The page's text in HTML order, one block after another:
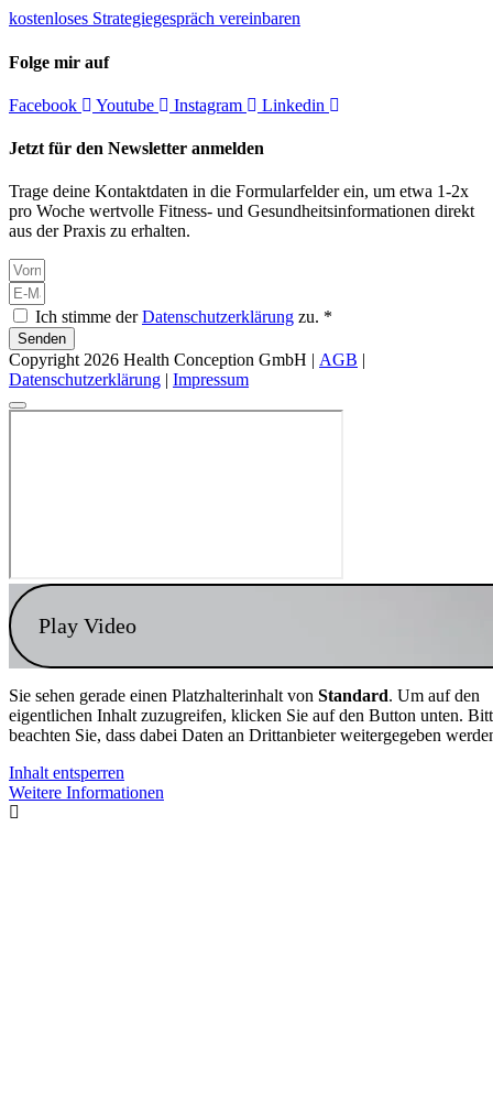
kostenloses Strategiegespräch vereinbaren
Folge mir auf
Facebook Youtube Instagram Linkedin
Jetzt für den Newsletter anmelden
Trage deine Kontaktdaten in die Formularfelder ein, um etwa 1-2x
pro Woche wertvolle Fitness- und Gesundheitsinformationen direkt
aus der Praxis zu erhalten.
Ich stimme derDatenschutzerklärung zu. *
Senden
Copyright 2026 Health Conception GmbH | AGB
Datenschutzerklärung
Impressum
Play Video
Sie sehen gerade einen Platzhalterinhalt von Standard. Um auf den
eigentlichen Inhalt zuzugreifen, klicken Sie auf den Button unten.
beachten Sie, dass dabei Daten an Drittanbieter weitergegeben
Inhalt entsperren
Weitere Informationen